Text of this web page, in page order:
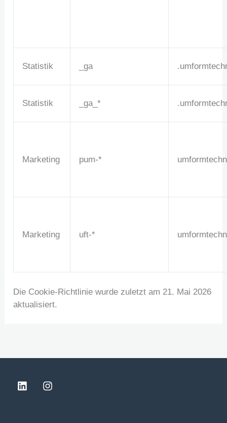
Statistik _ga
Statistik _ga_*
Marketing pum-*
Marketing uft-*
Die Cookie-Richtlinie wurde zuletzt am 21. Mai 2026
aktualisiert.